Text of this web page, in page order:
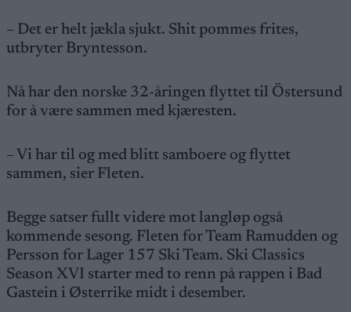
– Det er helt jækla sjukt. Shit pommes frites,
utbryter Bryntesson.
Nå har den norske 32-åringen flyttet til Östersund
for å være sammen med kjæresten.
– Vi har til og med blitt samboere og flyttet
sammen, sier Fleten.
Begge satser fullt videre mot langløp også
kommende sesong. Fleten for Team Ramudden og
Persson for Lager 157 Ski Team. Ski Classics
Season XVI starter med to renn på rappen i Bad
Gastein i Østerrike midt i desember.